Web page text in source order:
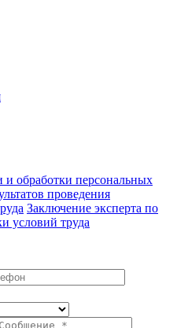
обработки персональных
проведения
Заключение эксперта по
условий труда